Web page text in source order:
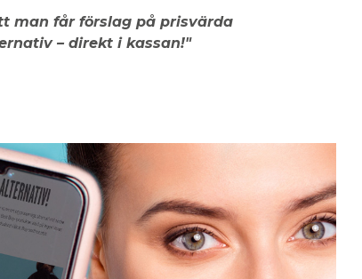
man får förslag på prisvärda
– direkt i kassan!"